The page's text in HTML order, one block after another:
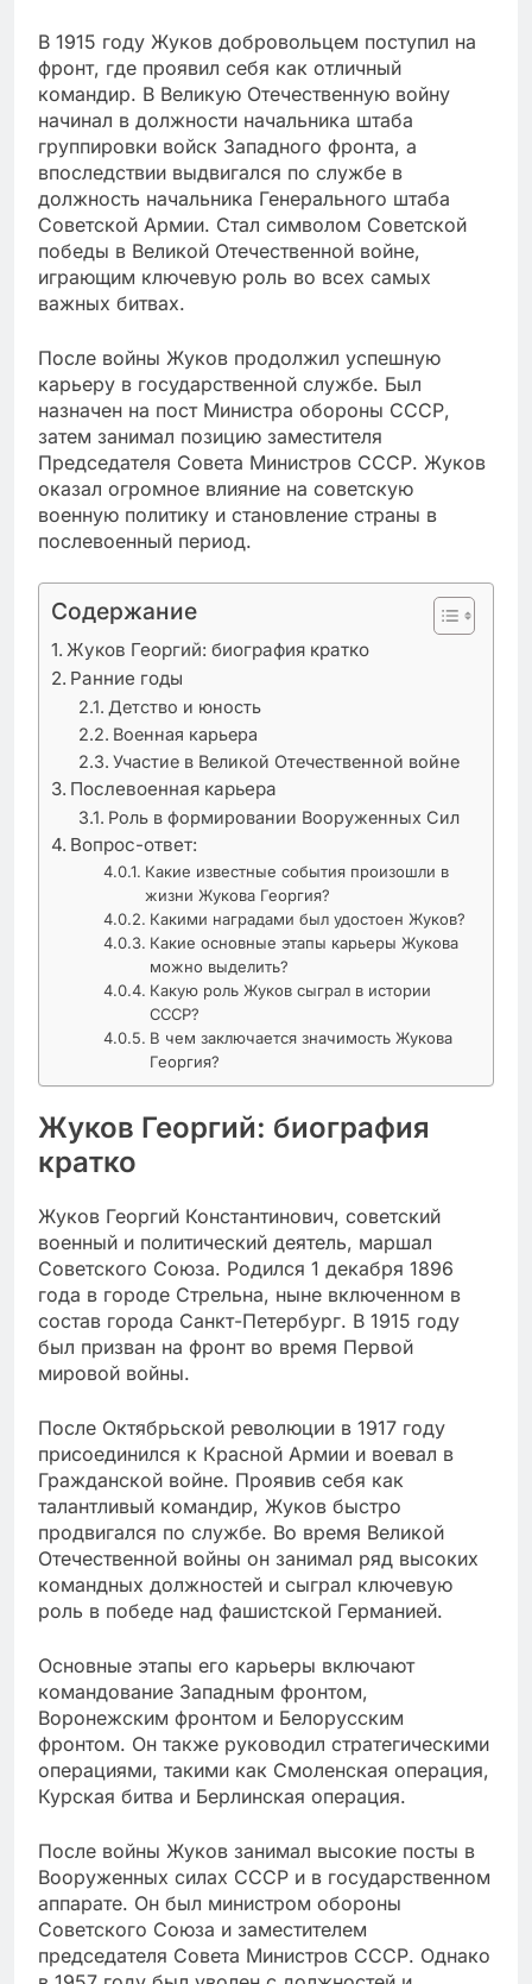
В 1915 году Жуков добровольцем поступил на
фронт, где проявил себя как отличный
командир. В Великую Отечественную войну
начинал в должности начальника штаба
группировки войск Западного фронта, а
впоследствии выдвигался по службе в
должность начальника Генерального штаба
Советской Армии. Стал символом Советской
победы в Великой Отечественной войне,
играющим ключевую роль во всех самых
важных битвах.
После войны Жуков продолжил успешную
карьеру в государственной службе. Был
назначен на пост Министра обороны СССР,
затем занимал позицию заместителя
Председателя Совета Министров СССР. Жуков
оказал огромное влияние на советскую
военную политику и становление страны в
послевоенный период.
Содержание
Жуков Георгий: биография кратко
Ранние годы
Детство и юность
Военная карьера
Участие в Великой Отечественной войне
Послевоенная карьера
Роль в формировании Вооруженных Сил
Вопрос-ответ:
Какие известные события произошли в
жизни Жукова Георгия?
Какими наградами был удостоен Жуков?
Какие основные этапы карьеры Жукова
можно выделить?
Какую роль Жуков сыграл в истории
СССР?
В чем заключается значимость Жукова
Георгия?
Жуков Георгий: биография
кратко
Жуков Георгий Константинович, советский
военный и политический деятель, маршал
Советского Союза. Родился 1 декабря 1896
года в городе Стрельна, ныне включенном в
состав города Санкт-Петербург. В 1915 году
был призван на фронт во время Первой
мировой войны.
После Октябрьской революции в 1917 году
присоединился к Красной Армии и воевал в
Гражданской войне. Проявив себя как
талантливый командир, Жуков быстро
продвигался по службе. Во время Великой
Отечественной войны он занимал ряд высоких
командных должностей и сыграл ключевую
роль в победе над фашистской Германией.
Основные этапы его карьеры включают
командование Западным фронтом,
Воронежским фронтом и Белорусским
фронтом. Он также руководил стратегическими
операциями, такими как Смоленская операция,
Курская битва и Берлинская операция.
После войны Жуков занимал высокие посты в
Вооруженных силах СССР и в государственном
аппарате. Он был министром обороны
Советского Союза и заместителем
председателя Совета Министров СССР. Однако